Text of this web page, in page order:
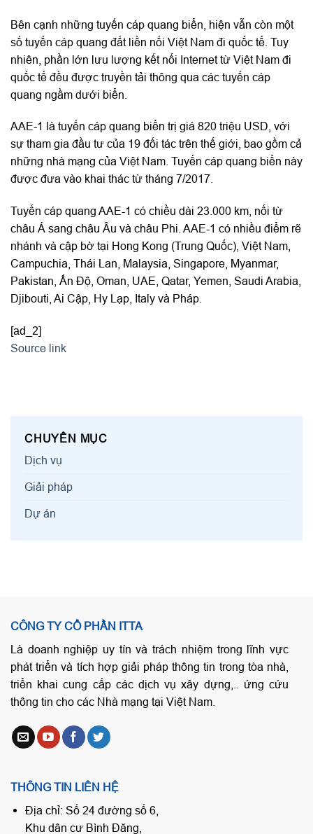
Bên cạnh những tuyến cáp quang biển, hiện vẫn còn một
số tuyến cáp quang đất liền nối Việt Nam đi quốc tế. Tuy
nhiên, phần lớn lưu lượng kết nối Internet từ Việt Nam đi
quốc tế đều được truyền tải thông qua các tuyến cáp
quang ngầm dưới biển.
AAE-1 là tuyến cáp quang biển trị giá 820 triệu USD, với
sự tham gia đầu tư của 19 đối tác trên thế giới, bao gồm cả
những nhà mạng của Việt Nam. Tuyến cáp quang biển này
được đưa vào khai thác từ tháng 7/2017.
Tuyến cáp quang AAE-1 có chiều dài 23.000 km, nối từ
châu Á sang châu Âu và châu Phi. AAE-1 có nhiều điểm rẽ
nhánh và cập bờ tại Hong Kong (Trung Quốc), Việt Nam,
Campuchia, Thái Lan, Malaysia, Singapore, Myanmar,
Pakistan, Ấn Độ, Oman, UAE, Qatar, Yemen, Saudi Arabia,
Djibouti, Ai Cập, Hy Lạp, Italy và Pháp.
[ad_2]
Source link
CHUYÊN MỤC
Dịch vụ
Giải pháp
Dự án
CÔNG TY CỔ PHẦN ITTA
Là doanh nghiệp uy tín và trách nhiệm trong lĩnh vực
phát triển và tích hợp giải pháp thông tin trong tòa nhà,
triển khai cung cấp các dịch vụ xây dựng,.. ứng cứu
thông tin cho các Nhà mạng tại Việt Nam.
THÔNG TIN LIÊN HỆ
Địa chỉ: Số 24 đường số 6,
Khu dân cư Bình Đăng,